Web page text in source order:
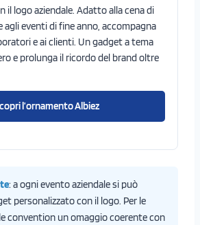
il logo aziendale. Adatto alla cena di
agli eventi di fine anno, accompagna
e ai clienti. Un gadget a tema
e prolunga il ricordo del brand oltre
l’ornamento Albiez
: a ogni evento aziendale si può
personalizzato con il logo. Per le
convention un omaggio coerente con